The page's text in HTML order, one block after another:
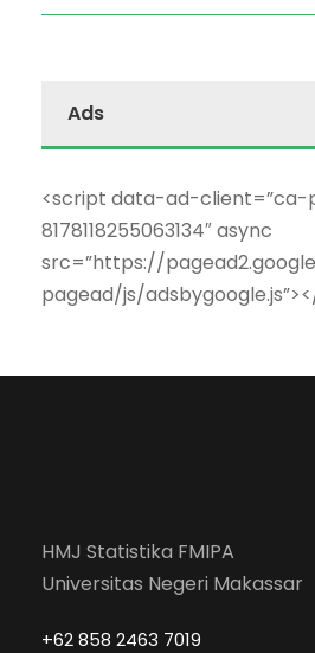
Ads
<script data-ad-client=”ca-
8178118255063134″ async
src=”https://
pagead/js/
HMJ Statistika FMIPA
Universitas Negeri Makassar
+62 858 2463 7019